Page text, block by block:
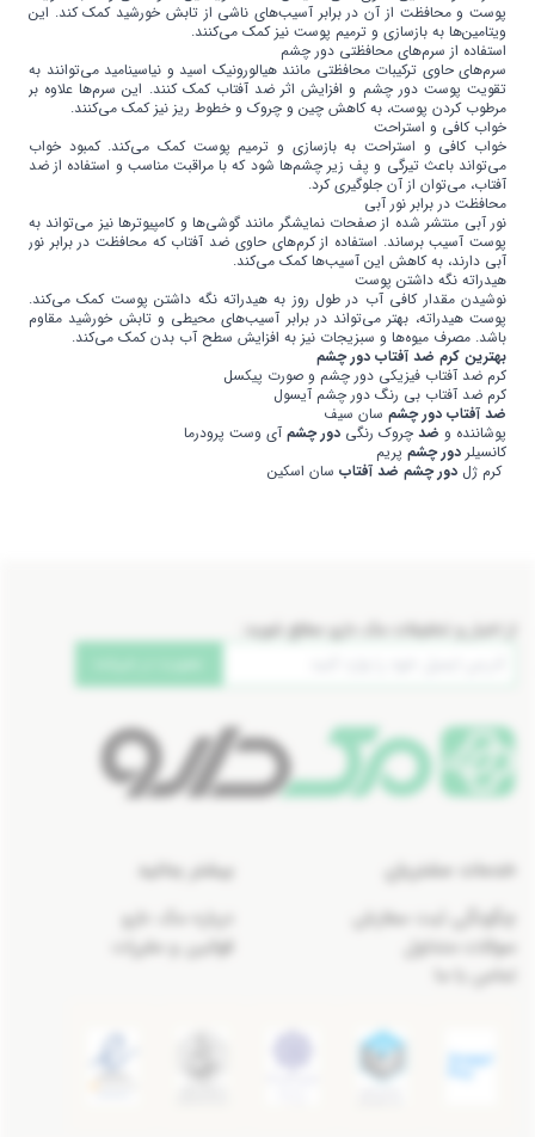
پوست و محافظت از آن در برابر آسیب‌های ناشی از تابش خورشید کمک کند. این
ویتامین‌ها به بازسازی و ترمیم پوست نیز کمک می‌کنند.
استفاده از سرم‌های محافظتی دور چشم
سرم‌های حاوی ترکیبات محافظتی مانند هیالورونیک اسید و نیاسینامید می‌توانند به
تقویت پوست دور چشم و افزایش اثر ضد آفتاب کمک کنند. این سرم‌ها علاوه بر
مرطوب کردن پوست، به کاهش چین و چروک و خطوط ریز نیز کمک می‌کنند.
خواب کافی و استراحت
خواب کافی و استراحت به بازسازی و ترمیم پوست کمک می‌کند. کمبود خواب
می‌تواند باعث تیرگی و پف زیر چشم‌ها شود که با مراقبت مناسب و استفاده از ضد
آفتاب، می‌توان از آن جلوگیری کرد.
محافظت در برابر نور آبی
نور آبی منتشر شده از صفحات نمایشگر مانند گوشی‌ها و کامپیوترها نیز می‌تواند به
پوست آسیب برساند. استفاده از کرم‌های حاوی ضد آفتاب که محافظت در برابر نور
آبی دارند، به کاهش این آسیب‌ها کمک می‌کند.
هیدراته نگه داشتن پوست
نوشیدن مقدار کافی آب در طول روز به هیدراته نگه داشتن پوست کمک می‌کند.
پوست هیدراته، بهتر می‌تواند در برابر آسیب‌های محیطی و تابش خورشید مقاوم
باشد. مصرف میوه‌ها و سبزیجات نیز به افزایش سطح آب بدن کمک می‌کند.
بهترین کرم ضد آفتاب دور چشم
کرم ضد آفتاب فیزیکی دور چشم و صورت پیکسل
کرم ضد آفتاب بی رنگ دور چشم آیسول
ضد آفتاب دور چشم سان سیف
پوشاننده و ضد چروک رنگی دور چشم آی وست پرودرما
کانسیلر دور چشم پریم
کرم ژل دور چشم ضد آفتاب سان اسکین
از اخبار و تخفیفات مک دارو مطلع شوید:
خدمات مشتریان
چگونگی ثبت سفارش
سوالات متداول
تماس با ما
بیشتر بدانید
درباره مک دارو
قوانین و مقررات